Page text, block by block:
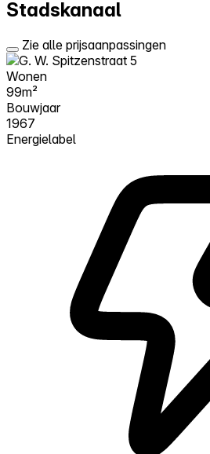
Stadskanaal
Zie alle prijsaanpassingen
Wonen
99m²
Bouwjaar
1967
Energielabel